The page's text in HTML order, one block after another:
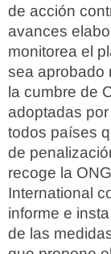
de acción
avances
monitorea el
sea aprobado
la cumbre de
adoptadas
todos países
de
recoge la
International
informe e
de las